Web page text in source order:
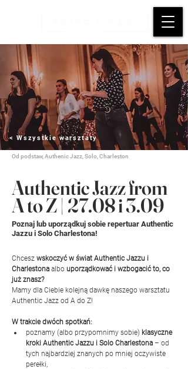
< Wszystkie warsztaty
Od podstaw, Authenic Jazz, Solo, Charleston
Authentic Jazz from
A to Z | 27.08 i 3.09
Poznaj lub uporządkuj sobie repertuar Authentic
Jazzu i Solo Charlestona!
Chcesz wskoczyć w świat Authentic Jazzu i
Charlestona albo uporządkować i wzbogacić to, co
już znasz?
Mamy dla Ciebie kolejną dawkę naszego warsztatu
Authentic Jazz od A do Z!
W trakcie dwóch spotkań:
poznamy (albo przypomnimy sobie) klasyczne
kroki Authentic Jazzu i Solo Charlestona – od
tych najbardziej znanych po mniej oczywiste
perełki,